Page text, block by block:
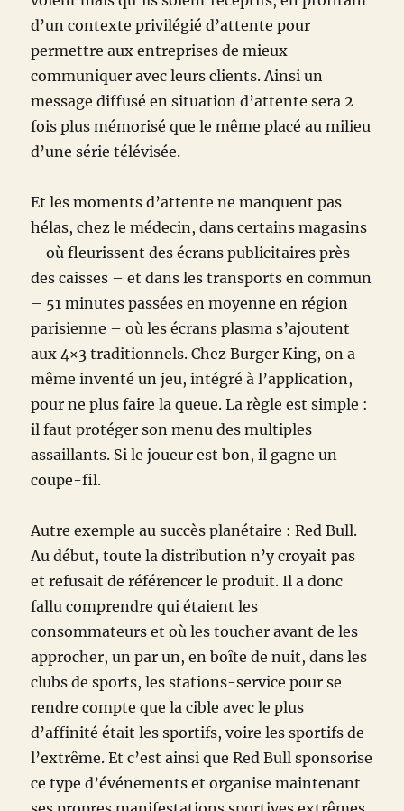
d’un contexte privilégié d’attente pour
permettre aux entreprises de mieux
communiquer avec leurs clients. Ainsi un
message diffusé en situation d’attente sera 2
fois plus mémorisé que le même placé au milieu
d’une série télévisée.
Et les moments d’attente ne manquent pas
hélas, chez le médecin, dans certains magasins
– où fleurissent des écrans publicitaires près
des caisses – et dans les transports en commun
– 51 minutes passées en moyenne en région
parisienne – où les écrans plasma s’ajoutent
aux 4×3 traditionnels. Chez Burger King, on a
même inventé un jeu, intégré à l’application,
pour ne plus faire la queue. La règle est simple :
il faut protéger son menu des multiples
assaillants. Si le joueur est bon, il gagne un
coupe-fil.
Autre exemple au succès planétaire : Red Bull.
Au début, toute la distribution n’y croyait pas
et refusait de référencer le produit. Il a donc
fallu comprendre qui étaient les
consommateurs et où les toucher avant de les
approcher, un par un, en boîte de nuit, dans les
clubs de sports, les stations-service pour se
rendre compte que la cible avec le plus
d’affinité était les sportifs, voire les sportifs de
l’extrême. Et c’est ainsi que Red Bull sponsorise
ce type d’événements et organise maintenant